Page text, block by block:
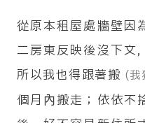
從原本租屋處牆壁因
二房東反映後沒下文
所以我也得跟著搬 (我
個月內搬走；依依不